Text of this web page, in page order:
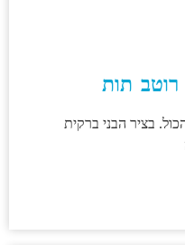
תות
בציר הבני ברקית